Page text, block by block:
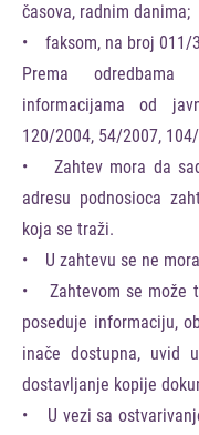
časova, radnim danima;
• faksom, na broj 011/
Prema
informacijama od
120/2004, 54/2007,
• Zahtev mora da
adresu podnosioca
koja se traži.
• U zahtevu se ne
• Zahtevom se može
poseduje informaciju,
inače dostupna, uvid
dostavljanje kopije
• U vezi sa